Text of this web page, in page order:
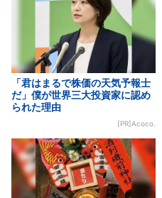
「君はまるで株価の天気予報士
だ」僕が世界三大投資家に認め
られた理由
[PR]Acoco.